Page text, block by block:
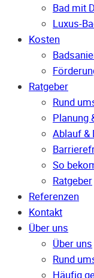
Bad mit
Luxus-
Kosten
Ratgeber
Rund
Planung
Ablauf &
So
Ratgeber
Referenzen
Kontakt
Über uns
Über uns
Rund
Häufig